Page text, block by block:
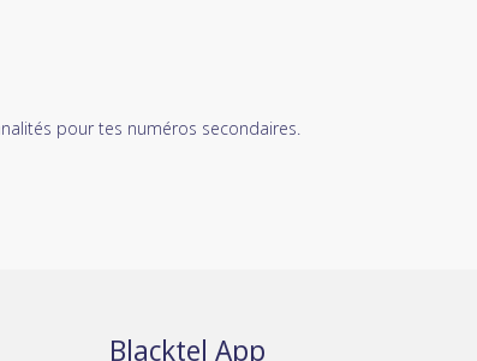
pour tes numéros secondaires.
Blacktel App